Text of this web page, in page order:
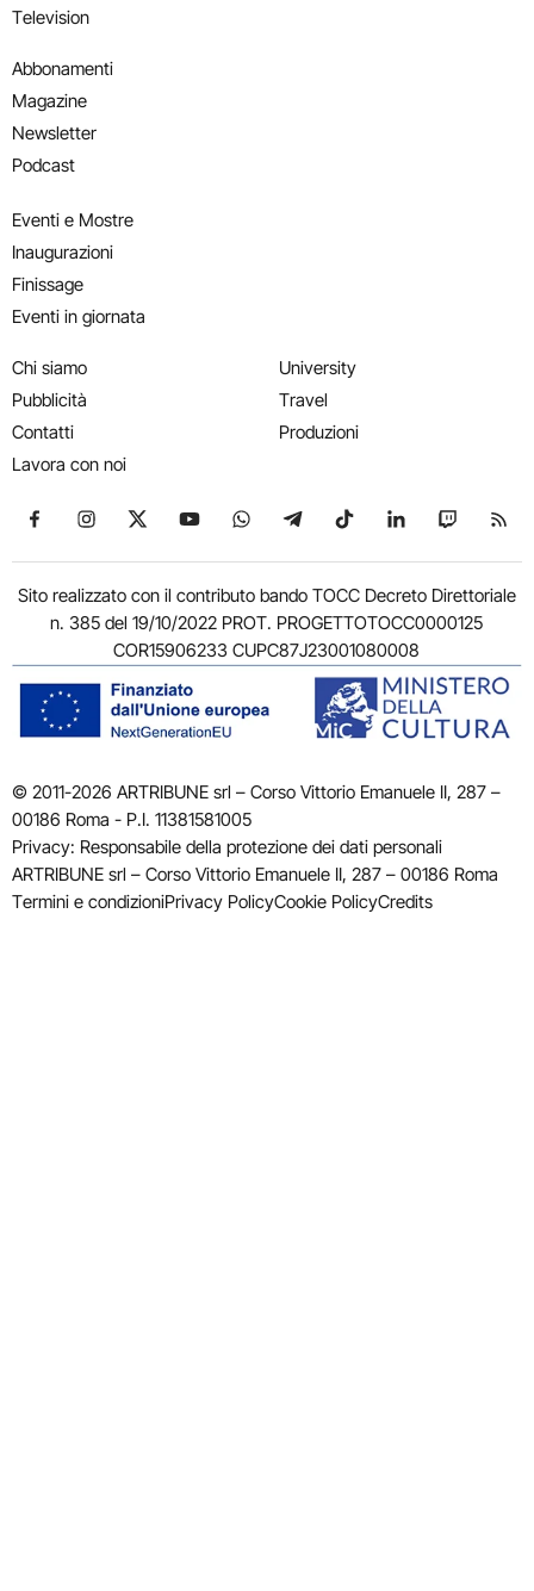
Television
Abbonamenti
Magazine
Newsletter
Podcast
Eventi e Mostre
Inaugurazioni
Finissage
Eventi in giornata
Chi siamo
Pubblicità
Contatti
Lavora con noi
University
Travel
Produzioni
Seguici su Facebook
Seguici su Instagram
Seguici su X
Seguici su YouTube
Seguici su WhatsApp
Seguici su Telegram
Seguici su TikTok
Seguici su
Seguici
Sito realizzato con il contributo bando TOCC Decreto Direttoriale
n. 385 del 19/10/2022 PROT. PROGETTOTOCC0000125
COR15906233 CUPC87J23001080008
© 2011-2026 ARTRIBUNE srl – Corso Vittorio Emanuele II, 287 –
00186 Roma - P.I. 11381581005
Privacy: Responsabile della protezione dei dati personali
ARTRIBUNE srl – Corso Vittorio Emanuele II, 287 – 00186 Roma
Termini e condizioniPrivacy PolicyCookie PolicyCredits